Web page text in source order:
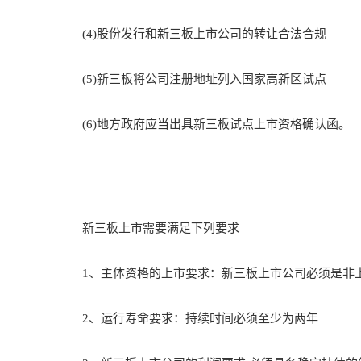
(4)股份发行和新三板上市公司的转让合法合规
(5)新三板将公司注册地址列入国家高新区试点
(6)地方政府应当出具新三板试点上市资格确认函。
新三板上市需要满足下列要求
1、主体资格的上市要求：新三板上市公司必须是非
2、运行寿命要求：持续时间必须至少为两年